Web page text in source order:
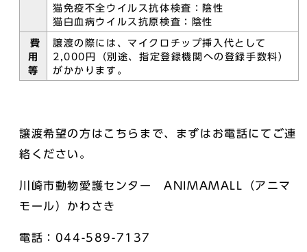
猫免疫不全ウイルス抗体検査：陰性
猫白血病ウイルス抗原検査：陰性
費
用
等
譲渡の際には、マイクロチップ挿入代として
2,000円（別途、指定登録機関への登録手数料）
がかかります。
譲渡希望の方はこちらまで、まずはお電話にてご連
絡ください。
川崎市動物愛護センター ANIMAMALL（アニマ
モール）かわさき
電話：044-589-7137